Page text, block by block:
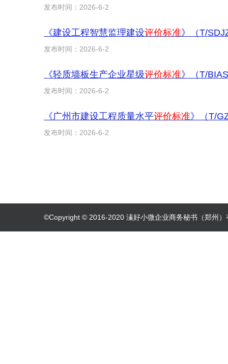
发布时间：2026-6-2
《建设工程智慧监理建设评价标准》（T/
发布时间：2026-6-2
《轻质墙板生产企业星级评价标准》（T/
发布时间：2026-6-2
《广州市建设工程质量水平评价标准》（T/
发布时间：2026-6-2
©Copyright © 2016-2020 溱好小微企业商务秘书（郑州）